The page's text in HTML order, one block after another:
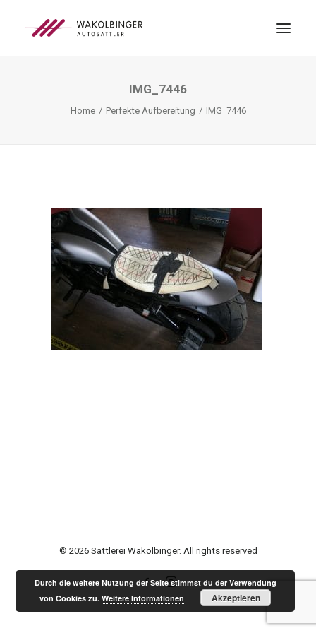
LEISTUNGEN
SEARCH
IMG_7446
Home Perfekte Aufbereitung IMG_7446
© 2026 Sattlerei Wakolbinger. All rights reserved
Durch die weitere Nutzung der Seite stimmst du der Verwendung
von Cookies zu.Weitere Informationen Akzeptieren